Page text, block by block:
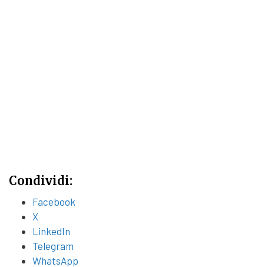
Condividi:
Facebook
X
LinkedIn
Telegram
WhatsApp